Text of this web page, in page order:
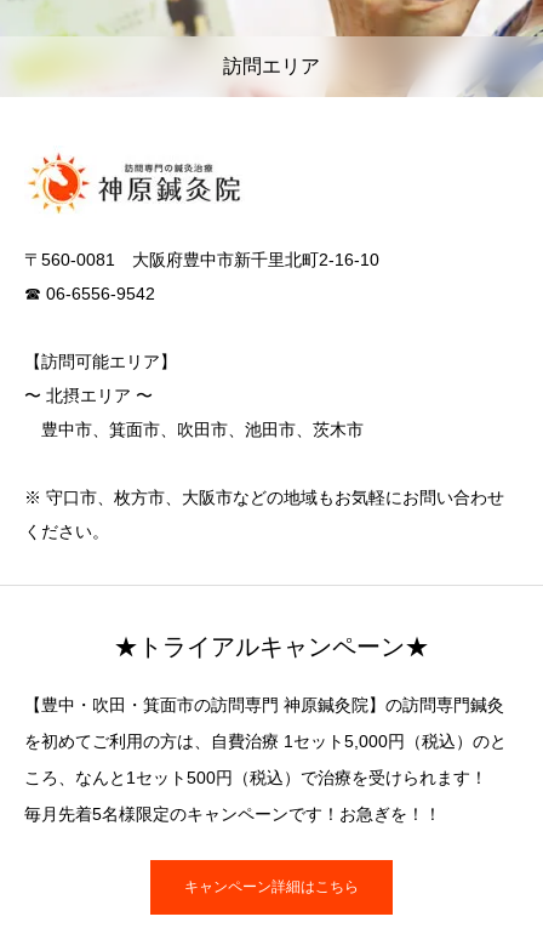
訪問エリア
〒560-0081 大阪府豊中市新千里北町2-16-10
☎ 06-6556-9542
【訪問可能エリア】
〜 北摂エリア 〜
豊中市、箕面市、吹田市、池田市、茨木市
※ 守口市、枚方市、大阪市などの地域もお気軽にお問い合わせ
ください。
★トライアルキャンペーン★
【豊中・吹田・箕面市の訪問専門 神原鍼灸院】の訪問専門鍼灸
を初めてご利用の方は、自費治療 1セット5,000円（税込）のと
ころ、なんと1セット500円（税込）で治療を受けられます！
毎月先着5名様限定のキャンペーンです！お急ぎを！！
キャンペーン詳細はこちら